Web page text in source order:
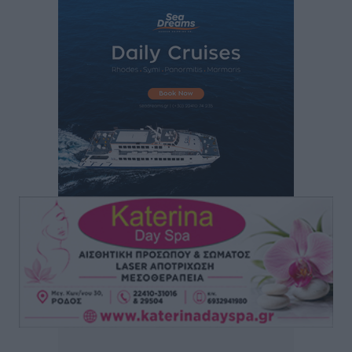
Συνεχίζεται η έξοδος του Αυγούστου – Πάνω από
πριν 4 ώρες
Μόνιμες θέσεις στους παιδικούς σταθμούς: Οι
για τους δήμους
Τοπικές Ειδήσεις• πριν 4 ώρες
Δεύτερη πηγή εισοδήματος για τους επαγγελματίες
ψαράδες ο αλιευτικός τουρισμός
Ειδήσεις πριν 5 ώρες
Μαρία Εκμεκτσίογλου: Η πίστη μου είναι το
μεγαλύτερο στήριγμα μου – Το προσκύνημα στην ιερά
Μονή Πανορμίτη